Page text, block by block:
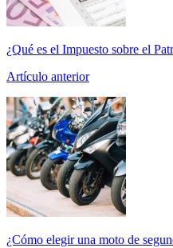
¿Qué es el Impuesto sobre el
Artículo anterior
¿Cómo elegir una moto de